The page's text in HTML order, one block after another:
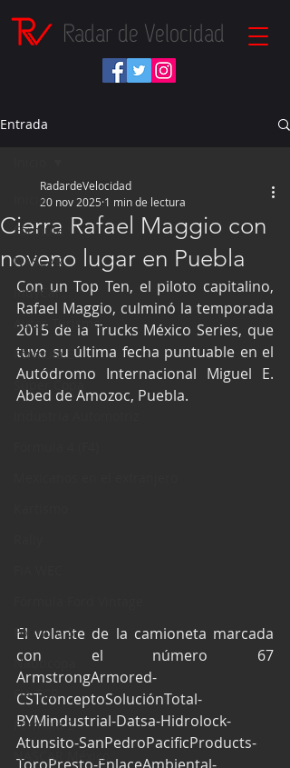
Radar de Velocidad
Entrada
Inicio
Fórmula 1
NASCAR
IndyCar
Autos Turismo
Fórmula E
Súper Copa
Fórmula 3
Nauticopa
FIA TCR
Fórmula 2
NASCAR México
Cierra Rafael Maggio con
noveno lugar en Puebla
RadardeVelocidad
20 nov 2025 1 min de lectura
Con un Top Ten, el piloto capitalino,
Rafael Maggio, culminó la temporada
2015 de la Trucks México Series, que
tuvo su última fecha puntuable en el
Autódromo Internacional Miguel E.
Abed de Amozoc, Puebla.
El volante de la camioneta marcada
con el número 67
ArmstrongArmored-
CSTconceptoSoluciónTotal-
BYMindustrial-Datsa-Hidrolock-
Atunsito-SanPedroPacificProducts-
ToroPresto-EnlaceAmbiental-